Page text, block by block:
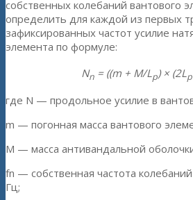
собственных колебаний вантового
определить для каждой из первых
зафиксированных частот усилие
элемента по формуле:
Nn = ((m + M/Lp) × (2Lp
где N — продольное усилие в
m — погонная масса вантового
М — масса антивандальной
fn — собственная частота
Гц;